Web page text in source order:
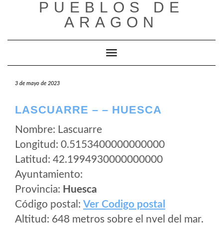
PUEBLOS DE
ARAGON
Cambiar modo de navegación
3 de mayo de 2023
LASCUARRE – – HUESCA
Nombre: Lascuarre
Longitud: 0.5153400000000000
Latitud: 42.1994930000000000
Ayuntamiento:
Provincia: Huesca
Código postal: Ver Codigo postal
Altitud: 648 metros sobre el nvel del mar.